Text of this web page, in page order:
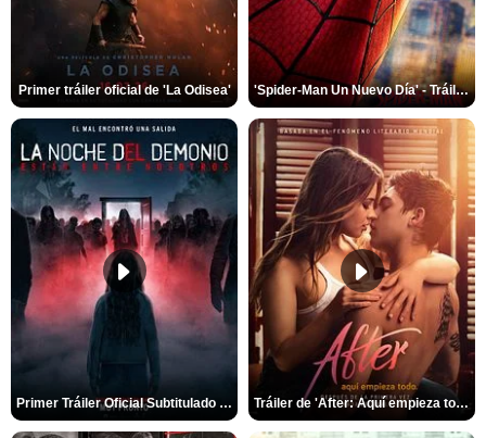
Primer tráiler oficial de 'La Odisea' 'Spider-Man Un Nuevo Día' - Tráiler oficial subtitulado
Primer Tráiler Oficial Subtitulado de 'La Noche Del Demonio: Están Entre Nosotros' Tráiler de 'After: Aquí empieza todo'